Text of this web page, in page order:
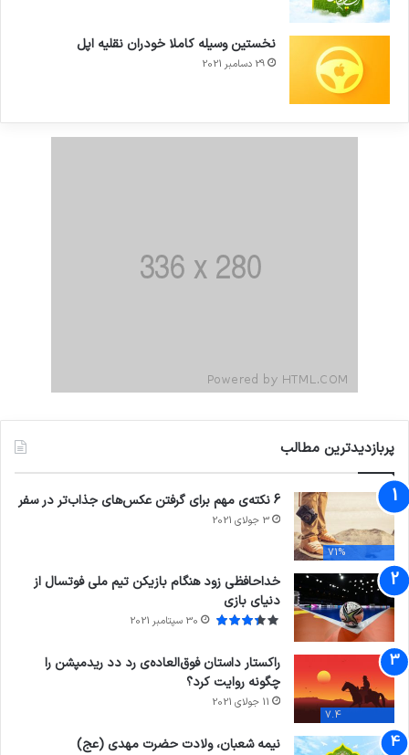
نخستین وسیله کاملا خودران نقلیه اپل
29 دسامبر 2021
پربازدیدترین مطالب
71%
6 نکته‌ی مهم برای گرفتن عکس‌های جذاب‌تر در سفر
3 جولای 2021
خداحافظی زود هنگام بازیکن تیم ملی فوتسال از
دنیای بازی
30 سپتامبر 2021
7.4
راکستار داستان فوق‌العاده‌ی رد دد ریدمپشن را
چگونه روایت کرد؟
11 جولای 2021
نیمه شعبان، ولادت حضرت مهدی (عج)